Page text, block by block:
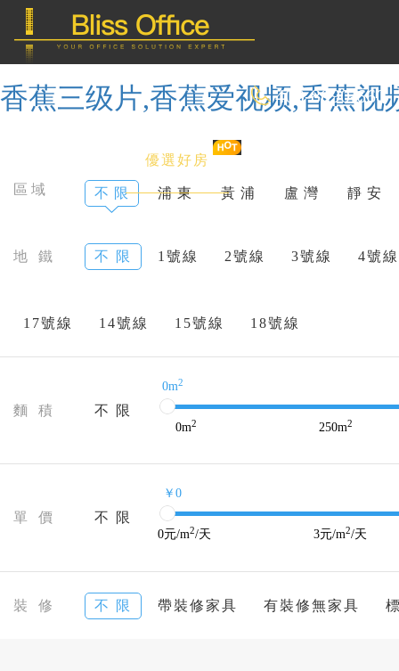
香蕉三级片,香蕉爱视频,香蕉视
400-8090-660
優選好房
區域 不 限 浦 東 黃 浦 盧 灣 靜 安
地 鐵 不 限 1號線 2號線 3號線 4號線
17號線 14號線 15號線 18號線
麵 積 不 限
0m2
0m2 250m2
單 價 不 限
￥0
0元/m2/天 3元/m2/天
裝 修 不 限 帶裝修家具 有裝修無家具